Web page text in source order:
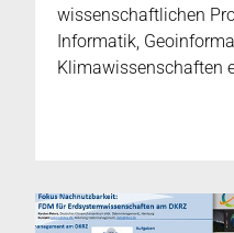
wissenschaftlichen
Informatik,
Klimawissenschaften